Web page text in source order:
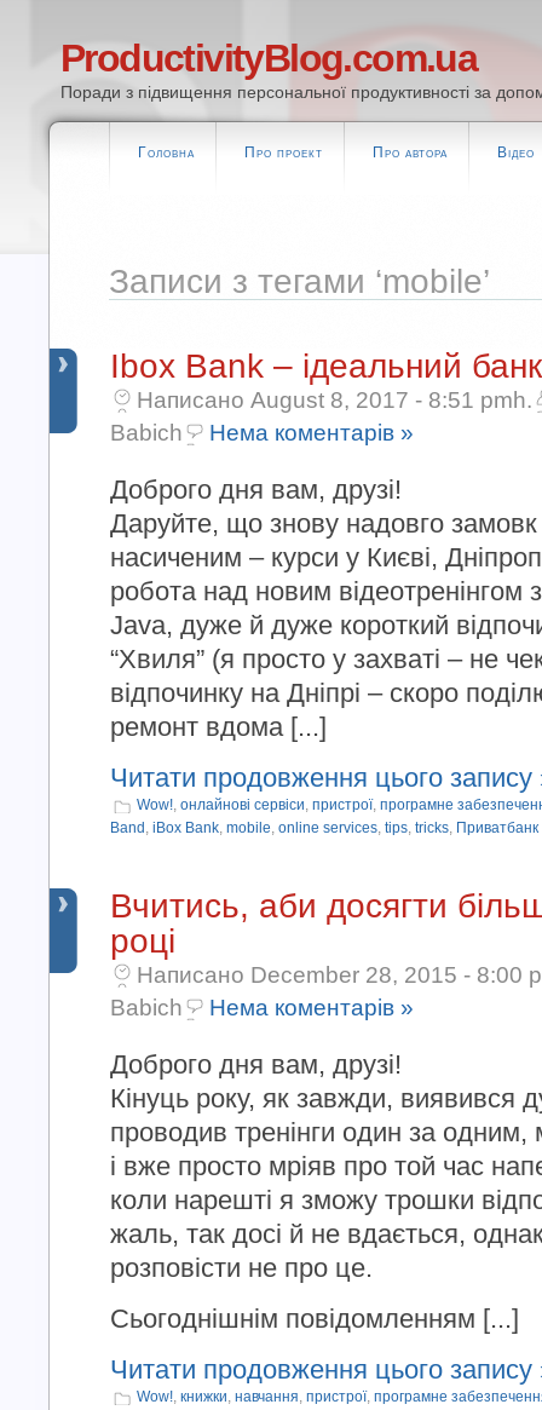
ProductivityBlog.com.ua
Поради з підвищення персональної продуктивності за
Головна Про проект Про автора Відео
Записи з тегами ‘mobile’
Ibox Bank – ідеальний
Написано August 8, 2017 - 8:51 pmh.
Babich
Нема коментарів »
Доброго дня вам, друзі!
Даруйте, що знову надовго
насиченим – курси у Києві,
робота над новим відеотренінгом
Java, дуже й дуже короткий
“Хвиля” (я просто у захваті – не
відпочинку на Дніпрі – скоро
ремонт вдома [...]
Читати продовження цього запису
Wow!, онлайнові сервіси, пристрої, програмне
Band , iBox Bank, mobile, online services, tips, tricks, Приватбанк
Вчитись, аби досягти
році
Написано December 28, 2015 - 8:00
Babich
Нема коментарів »
Доброго дня вам, друзі!
Кінуць року, як завжди, виявився
проводив тренінги один за
і вже просто мріяв про той час
коли нарешті я зможу трошки
жаль, так досі й не вдається,
розповісти не про це.
Сьогоднішнім повідомленням [...]
Читати продовження цього запису
Wow!, книжки, навчання, пристрої, програмне